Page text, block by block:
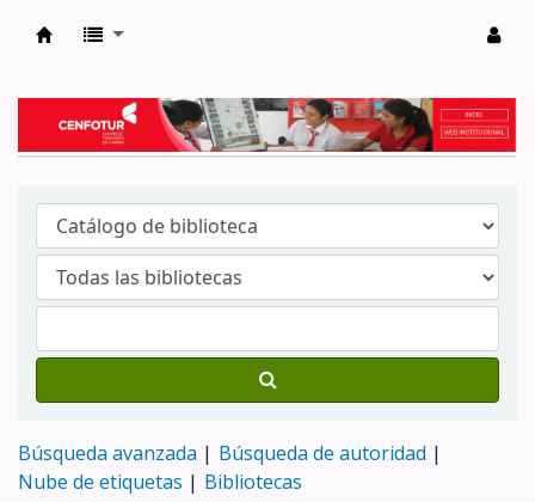
Búsqueda avanzada
Búsqueda de autoridad
Nube de etiquetas
Bibliotecas